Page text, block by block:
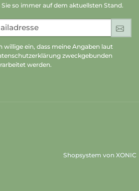
Sie so immer auf dem aktuellsten Stand.
willige ein, dass meine Angaben laut
zweckgebunden
werden.
Shopsystem von XONIC